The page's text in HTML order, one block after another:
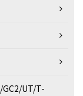
UT/T-